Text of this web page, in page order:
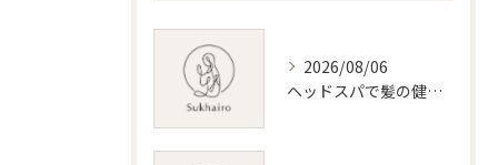
2026/08/06
ヘッドスパで髪の健康を叶える新潟県新潟市おすすめ活用術